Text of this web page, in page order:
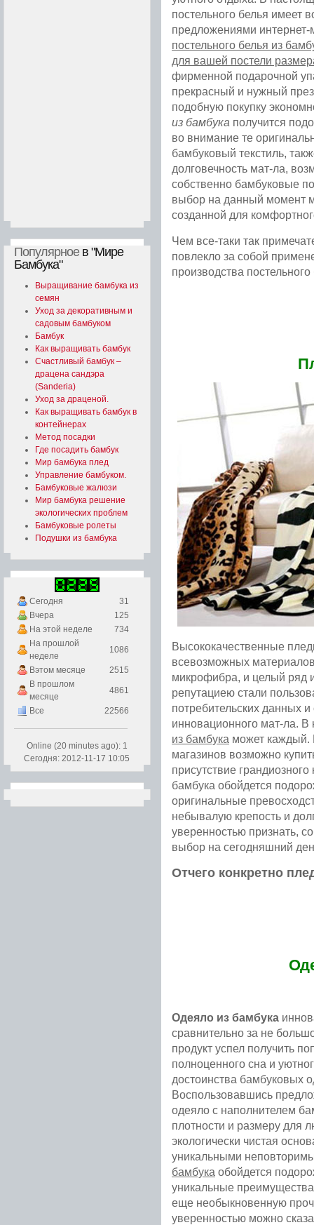
Популярноев "Мире
Бамбука"
Выращивание бамбука из
семян
Уход за декоративным и
садовым бамбуком
Бамбук
Как выращивать бамбук
Счастливый бамбук –
драцена сандэра
(Sanderia)
Уход за драценой.
Как выращивать бамбук в
контейнерах
Метод посадки
Где посадить бамбук
Мир бамбука плед
Управление бамбуком.
Бамбуковые жалюзи
Мир бамбука решение
экологических проблем
Бамбуковые ролеты
Подушки из бамбука
Сегодня
31
Вчера
125
На этой неделе
734
На прошлой
неделе
1086
Вэтом месяце
2515
В прошлом
месяце
4861
Все 22566
Online (20 minutes ago): 1
Сегодня: 2012-11-17 10:05
постельного белья имеет
предложениями
постельного белья из
для вашей постели
фирменной подарочной
прекрасный и нужный
подобную покупку
из бамбука получится
во внимание те
бамбуковый текстиль,
долговечность мат-ла,
собственно бамбуковые
выбор на данный момент
созданной для
Чем все-таки так
повлекло за собой
производства
Высококачественные
всевозможных
микрофибра, и целый ряд
репутациею стали
потребительских данных
инновационного мат-ла.
из бамбука может каждый.
магазинов возможно
присутствие
бамбука обойдется
оригинальные
небывалую крепость и
уверенностью признать,
выбор на сегодняшний
Отчего конкретно
Одеяло из бамбука
сравнительно за не
продукт успел получить
полноценного сна и
достоинства бамбуковых
Воспользовавшись
одеяло с наполнителем
плотности и размеру для
экологически чистая
уникальными
бамбука обойдется
уникальные
еще необыкновенную
уверенностью можно